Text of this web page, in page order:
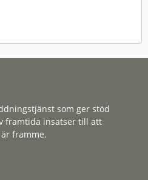
som ger stöd
framtida insatser till att
framme.